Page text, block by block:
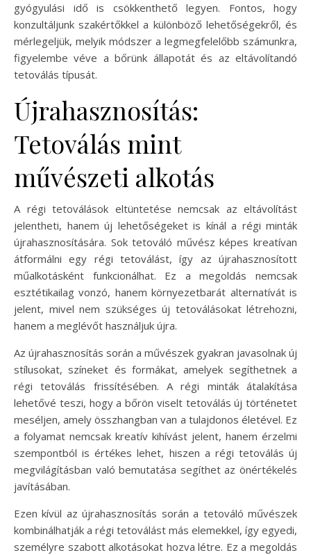
gyógyulási idő is csökkenthető legyen. Fontos, hogy
konzultáljunk szakértőkkel a különböző lehetőségekről, és
mérlegeljük, melyik módszer a legmegfelelőbb számunkra,
figyelembe véve a bőrünk állapotát és az eltávolítandó
tetoválás típusát.
Újrahasznosítás:
Tetoválás mint
művészeti alkotás
A régi tetoválások eltüntetése nemcsak az eltávolítást
jelentheti, hanem új lehetőségeket is kínál a régi minták
újrahasznosítására. Sok tetováló művész képes kreatívan
átformálni egy régi tetoválást, így az újrahasznosított
műalkotásként funkcionálhat. Ez a megoldás nemcsak
esztétikailag vonzó, hanem környezetbarát alternatívát is
jelent, mivel nem szükséges új tetoválásokat létrehozni,
hanem a meglévőt használjuk újra.
Az újrahasznosítás során a művészek gyakran javasolnak új
stílusokat, színeket és formákat, amelyek segíthetnek a
régi tetoválás frissítésében. A régi minták átalakítása
lehetővé teszi, hogy a bőrön viselt tetoválás új történetet
meséljen, amely összhangban van a tulajdonos életével. Ez
a folyamat nemcsak kreatív kihívást jelent, hanem érzelmi
szempontból is értékes lehet, hiszen a régi tetoválás új
megvilágításban való bemutatása segíthet az önértékelés
javításában.
Ezen kívül az újrahasznosítás során a tetováló művészek
kombinálhatják a régi tetoválást más elemekkel, így egyedi,
személyre szabott alkotásokat hozva létre. Ez a megoldás